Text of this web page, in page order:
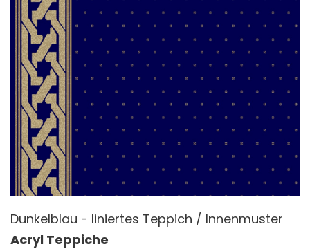
Dunkelblau - liniertes Teppich / Innenmuster
Acryl Teppiche